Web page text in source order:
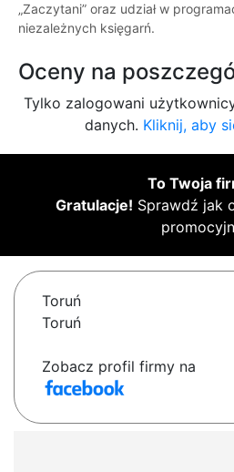
„Zaczytani” oraz udział w
niezależnych księgarń.
Oceny na
Tylko zalogowani
danych. Kliknij, aby
To Twoja
Gratulacje! Sprawdź jak
Toruń
Toruń
Zobacz profil firmy na